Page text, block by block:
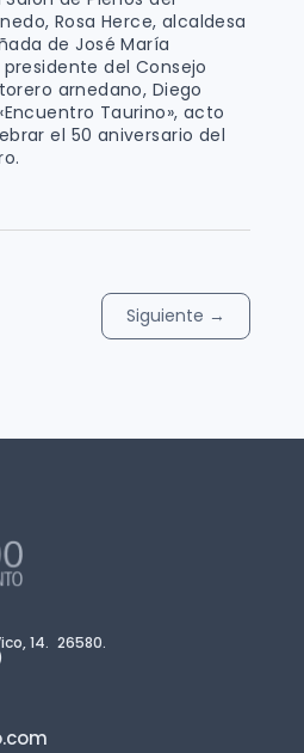
Rosa Herce, alcaldesa
de José María
del Consejo
arnedano, Diego
Taurino», acto
el 50 aniversario del
Siguiente →
14. 26580.